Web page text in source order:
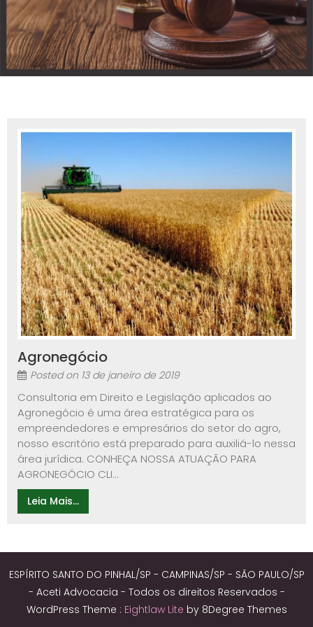
Agronegócio
Posted on 13 de janeiro de 2019
Consultoria em Direito e Legislação aplicados ao
Agronegócio é uma área estratégica para os
empreendedores e empresários do setor do agro,
nosso escritório está preparado para auxiliá-lo nessa
área jurídica. CONHEÇA NOSSA ATUAÇÃO PARA
AGRONEGÓCIO CLI...
Leia Mais...
ESPÍRITO SANTO DO PINHAL/SP - CAMPINAS/SP - SÃO PAULO/SP
- Aceti Advocacia - Todos os direitos Reservados -
WordPress Theme : Eightlaw Lite by 8Degree Themes